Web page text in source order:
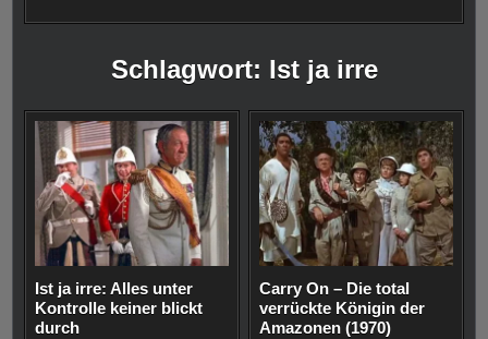
Schlagwort: Ist ja irre
Ist ja irre: Alles unter
Kontrolle keiner blickt
durch
Carry On – Die total
verrückte Königin der
Amazonen (1970)